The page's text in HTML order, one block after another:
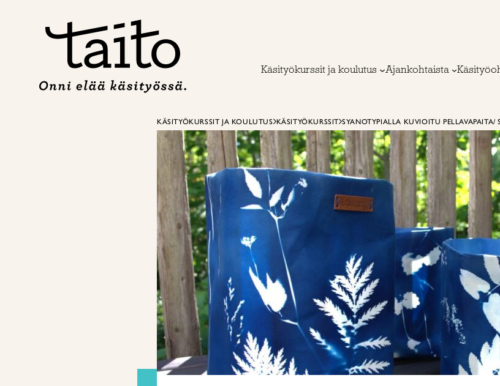
Käsityökurssit ja koulutus Ajankohtaista
KÄSITYÖKURSSIT JA KOULUTUS KÄSITYÖKURSSIT SYANOTYPIALLA KUVIOITU PELLAVAPAITA/